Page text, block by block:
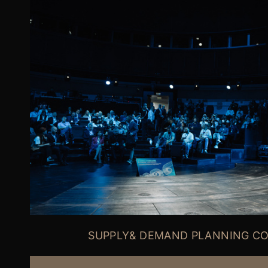
SUPPLY& DEMAND PLANNING